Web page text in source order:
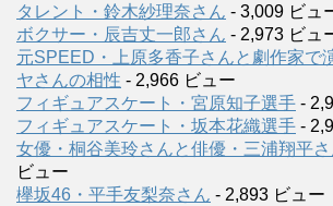
タレント・鈴木紗理奈さん - 3,009 ビュ
ボクサー・辰吉丈一郎さん - 2,973 ビュ
元SPEED・上原多香子さんと劇作家で
ヤさんの相性 - 2,966 ビュー
フィギュアスケート・宮原知子選手 -
フィギュアスケート・坂本花織選手 -
女優・桐谷美玲さんと俳優・三浦翔平
ビュー
欅坂46・平手友梨奈さん - 2,893 ビュー